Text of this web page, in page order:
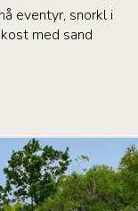
eventyr, snorkl i
med sand